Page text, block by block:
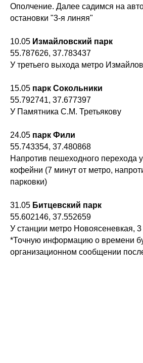
Ополчение. Далее садимся на
остановки "3-я линяя"
10.05 Измайловский парк
55.787626, 37.783437
У третьего выхода метро
15.05 парк Сокольники
55.792741, 37.677397
У Памятника С.М. Третьякову
24.05 парк Фили
55.743354, 37.480868
Напротив пешеходного перехода
кофейни (7 минут от метро,
парковки)
31.05 Битцевский парк
55.602146, 37.552659
У станции метро Новоясеневкая,
*Точную информацию о времени
организационном сообщении